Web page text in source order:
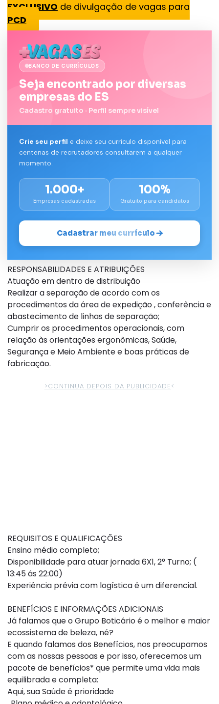
EXCLUSIVO de divulgação de vagas para
PCD
BANCO DE CURRÍCULOS
Seja encontrado por diversas
empresas do ES
Cadastro gratuito · Perfil sempre visível
Crie seu perfil e deixe seu currículo disponível para
centenas de recrutadores consultarem a qualquer
momento.
1.000+
Empresas cadastradas
100%
Gratuito para candidatos
Cadastrar meu currículo
RESPONSABILIDADES E ATRIBUIÇÕES
Atuação em dentro de distribuição
Realizar a separação de acordo com os
procedimentos da área de expedição , conferência e
abastecimento de linhas de separação;
Cumprir os procedimentos operacionais, com
relação às orientações ergonômicas, Saúde,
Segurança e Meio Ambiente e boas práticas de
fabricação.
>CONTINUA DEPOIS DA PUBLICIDADE<
REQUISITOS E QUALIFICAÇÕES
Ensino médio completo;
Disponibilidade para atuar jornada 6X1, 2° Turno; (
13:45 ás 22:00)
Experiência prévia com logística é um diferencial.
BENEFÍCIOS E INFORMAÇÕES ADICIONAIS
Já falamos que o Grupo Boticário é o melhor e maior
ecossistema de beleza, né?
E quando falamos dos Benefícios, nos preocupamos
com as nossas pessoas e por isso, oferecemos um
pacote de benefícios* que permite uma vida mais
equilibrada e completa:
Aqui, sua Saúde é prioridade